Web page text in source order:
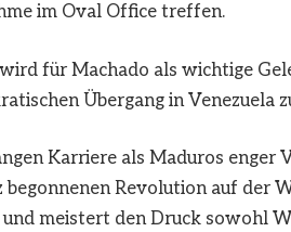
im Oval Office treffen.
für Machado als wichtige
Übergang in Venezuela
Karriere als Maduros
begonnenen Revolution auf der
meistert den Druck sowohl